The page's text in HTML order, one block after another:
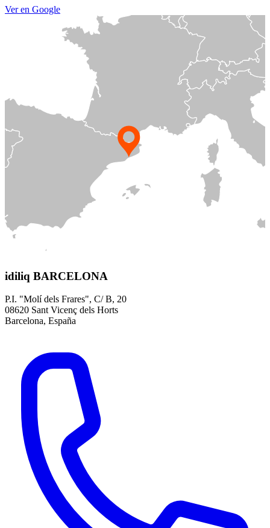
Ver en Google
idiliq BARCELONA
P.I. "Molí dels Frares", C/ B, 20
08620 Sant Vicenç dels Horts
Barcelona, España